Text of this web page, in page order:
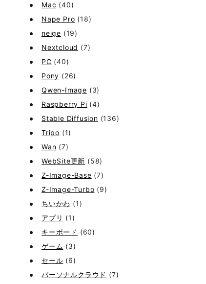
Mac (40)
Nape Pro (18)
neige (19)
Nextcloud (7)
PC (40)
Pony (26)
Qwen-Image (3)
Raspberry Pi (4)
Stable Diffusion (136)
Tripo (1)
Wan (7)
WebSite更新 (58)
Z-Image-Base (7)
Z-Image-Turbo (9)
ちいかわ (1)
アプリ (1)
キーボード (60)
ゲーム (3)
セール (6)
パーソナルクラウド (7)